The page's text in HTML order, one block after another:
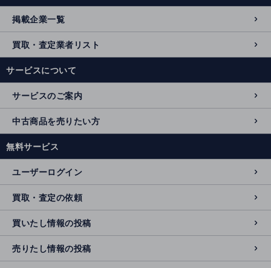
掲載企業一覧
買取・査定業者リスト
サービスについて
サービスのご案内
中古商品を売りたい方
無料サービス
ユーザーログイン
買取・査定の依頼
買いたし情報の投稿
売りたし情報の投稿